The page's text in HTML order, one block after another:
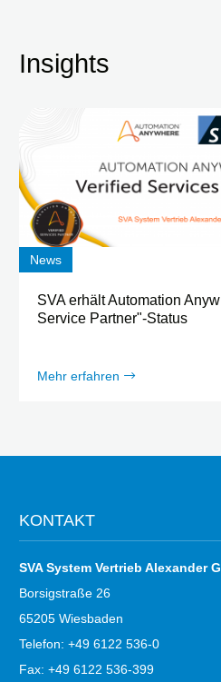
Insights
News
SVA erhält Automation
Service Partner"-Status
Mehr erfahren
KONTAKT
SVA System Vertrieb Alexander
Borsigstraße 26
65205 Wiesbaden
Telefon: +49 6122 536-0
Fax: +49 6122 536-399